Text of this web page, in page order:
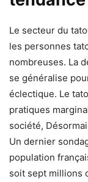
Le secteur du
les personnes
nombreuses. La
se généralise
éclectique. Le
pratiques
société,
Un dernier
population
soit sept millions